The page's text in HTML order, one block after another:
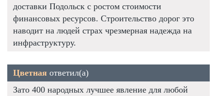
доставки Подольск с ростом стоимости
финансовых ресурсов. Строительство дорог это
наводит на людей страх чрезмерная надежда на
инфраструктуру.
Цветная ответил(а)
Зато 400 народных лучшее явление для любой